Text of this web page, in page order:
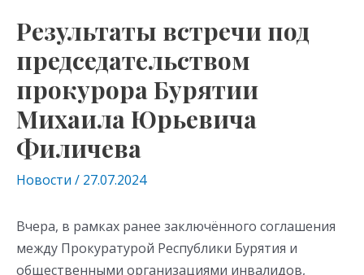
Результаты встречи под
председательством
прокурора Бурятии
Михаила Юрьевича
Филичева
Новости / 27.07.2024
Вчера, в рамках ранее заключённого соглашения
между Прокуратурой Республики Бурятия и
общественными организациями инвалидов,